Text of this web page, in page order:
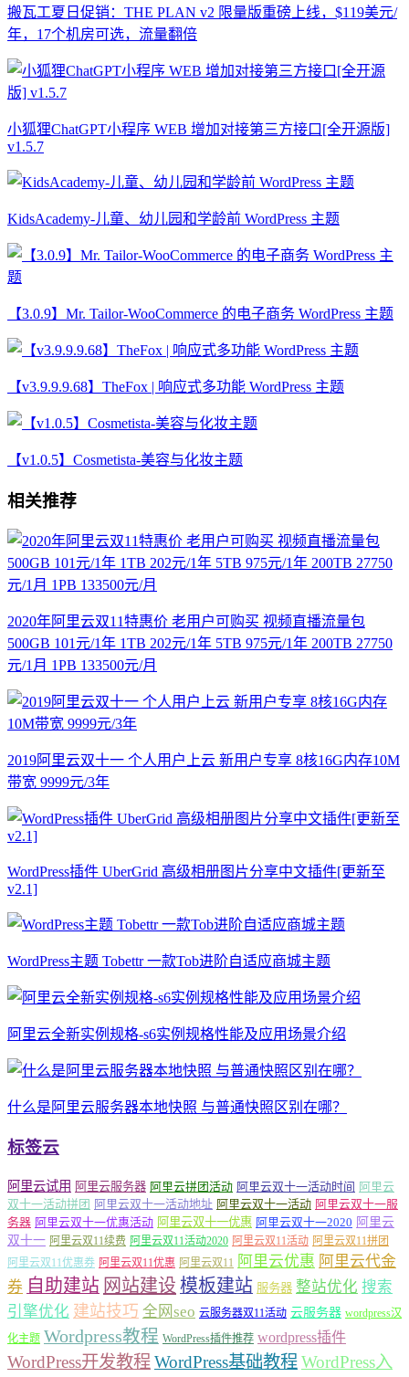
搬瓦工夏日促销：THE PLAN v2 限量版重磅上线，$119美元/
年，17个机房可选，流量翻倍
小狐狸ChatGPT小程序 WEB 增加对接第三方接口[全开源版]
v1.5.7
KidsAcademy-儿童、幼儿园和学龄前 WordPress 主题
【3.0.9】Mr. Tailor-WooCommerce 的电子商务 WordPress 主题
【v3.9.9.9.68】TheFox | 响应式多功能 WordPress 主题
【v1.0.5】Cosmetista-美容与化妆主题
相关推荐
2020年阿里云双11特惠价 老用户可购买 视频直播流量包
500GB 101元/1年 1TB 202元/1年 5TB 975元/1年 200TB 27750
元/1月 1PB 133500元/月
2019阿里云双十一 个人用户上云 新用户专享 8核16G内存10M
带宽 9999元/3年
WordPress插件 UberGrid 高级相册图片分享中文插件[更新至
v2.1]
WordPress主题 Tobettr 一款Tob进阶自适应商城主题
阿里云全新实例规格-s6实例规格性能及应用场景介绍
什么是阿里云服务器本地快照 与普通快照区别在哪？
标签云
阿里云试用 阿里云服务器 阿里云拼团活动 阿里云双十一活动时间 阿里云
双十一活动拼团 阿里云双十一活动地址 阿里云双十一活动 阿里云双十一服
务器 阿里云双十一优惠活动 阿里云双十一优惠 阿里云双十一2020 阿里云
双十一 阿里云双11续费 阿里云双11活动2020 阿里云双11活动 阿里云双11拼团
阿里云双11优惠券 阿里云双11优惠 阿里云双11 阿里云优惠 阿里云代金
券 自助建站 网站建设 模板建站 服务器 整站优化 搜索
引擎优化 建站技巧 全网seo 云服务器双11活动 云服务器 wordpress汉
化主题 Wordpress教程 WordPress插件推荐 wordpress插件
WordPress开发教程WordPress基础教程WordPress入